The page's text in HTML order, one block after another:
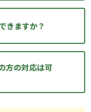
きますか？
方の対応は可